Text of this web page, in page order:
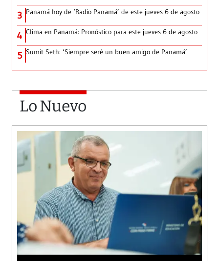
3 Panamá hoy de ‘Radio Panamá’ de este jueves 6 de agosto
4 Clima en Panamá: Pronóstico para este jueves 6 de agosto
5 Sumit Seth: ‘Siempre seré un buen amigo de Panamá’
Lo Nuevo